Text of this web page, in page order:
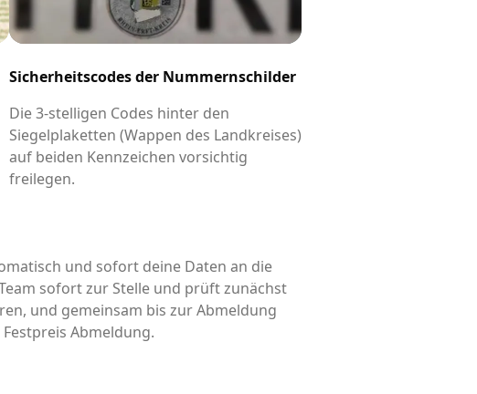
Sicherheitscodes der Nummernschilder
Die 3-stelligen Codes hinter den
Siegelplaketten (Wappen des Landkreises)
auf beiden Kennzeichen vorsichtig
freilegen.
und sofort deine Daten an die
sofort zur Stelle und prüft zunächst
und gemeinsam bis zur Abmeldung
Abmeldung.